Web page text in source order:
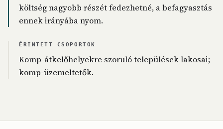
költség nagyobb részét fedezhetné, a befagyasztás
ennek irányába nyom.
ÉRINTETT CSOPORTOK
Komp-átkelőhelyekre szoruló települések lakosai;
komp-üzemeltetők.